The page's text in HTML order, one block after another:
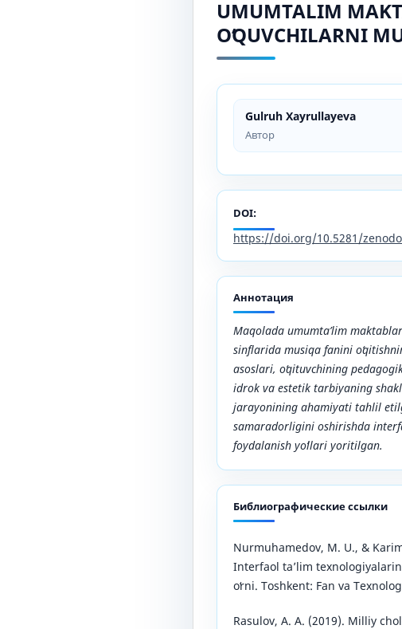
UMUMTALIM
OʻQUVCHILARNI
Gulruh Xayrullayeva
Автор
DOI:
https://doi.org/10.5281/
Аннотация
Maqolada umumta’lim
sinflarida musiqa fanini
asoslari, oʻqituvchining
idrok va estetik tarbiyaning
jarayonining ahamiyati tahlil
samaradorligini oshirishda
foydalanish yoʻllari yoritilgan.
Библиографические ссылки
Nurmuhamedov, M. U., &
Interfaol ta’lim
oʻrni. Toshkent: Fan va
Rasulov, A. A. (2019). Milliy